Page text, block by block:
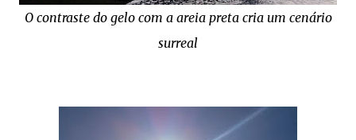
O contraste do gelo com a areia preta cria um cenário
surreal